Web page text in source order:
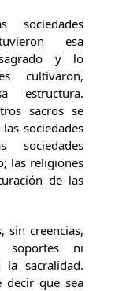
esa
y lo
cultivaron,
estructura.
sacros se
sociedades
sociedades
las religiones
de las
sin creencias,
soportes ni
la sacralidad.
decir que sea